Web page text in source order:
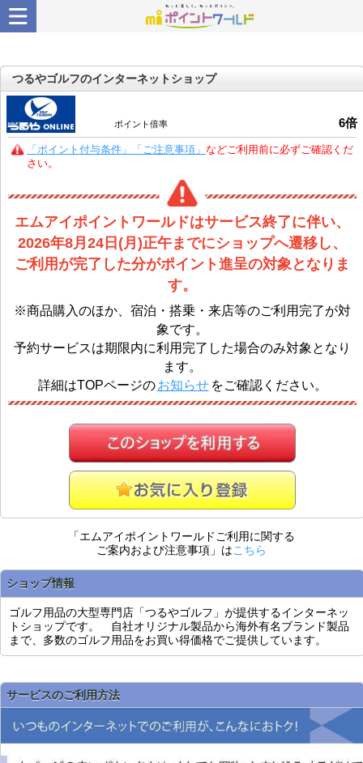
つるやゴルフのインターネットショップ
ポイント倍率 6倍
「ポイント付与条件」「ご注意事項」 などご利用前に必ずご確認くだ
さい。
エムアイポイントワールドはサービス終了に伴い、
2026年8月24日(月)正午までにショップへ遷移し、
ご利用が完了した分がポイント進呈の対象となりま
す。
※商品購入のほか、宿泊・搭乗・来店等のご利用完了が対
象です。
予約サービスは期限内に利用完了した場合のみ対象となり
ます。
詳細はTOPページの お知らせ をご確認ください。
「エムアイポイントワールドご利用に関する
ご案内および注意事項」はこちら
ショップ情報
ゴルフ用品の大型専門店「つるやゴルフ」が提供するインターネッ
トショップです。 自社オリジナル製品から海外有名ブランド製品
まで、多数のゴルフ用品をお買い得価格でご提供しています。
サービスのご利用方法